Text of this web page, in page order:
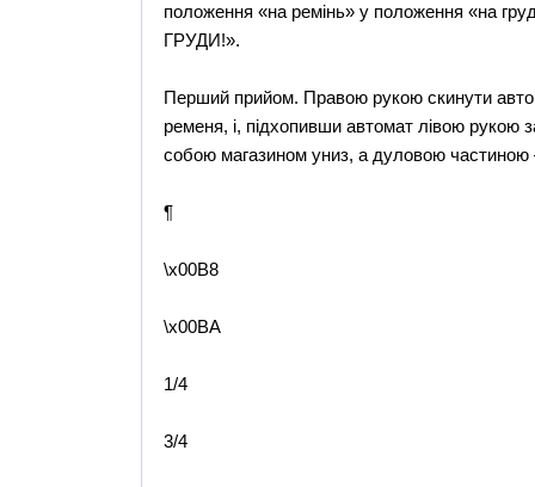
положення «на ремінь» у положення «на
ГРУДИ!».
Перший прийом. Правою рукою скинути
ременя, і, підхопивши автомат лівою рукою
собою магазином униз, а дуловою частиною
¶
\x00B8
\x00BA
1/4
3/4